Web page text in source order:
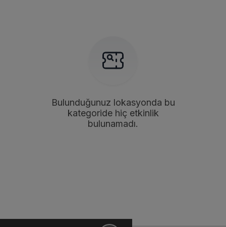
Bulunduğunuz lokasyonda bu
kategoride hiç etkinlik
bulunamadı.